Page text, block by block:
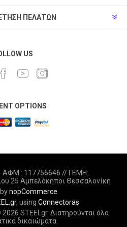
ΠΕΛΑΤΏΝ
US
OPTIONS
ΑΦΜ : 117756646 // ΓΕΜΗ:
25 Αμπελόκηποι Θεσσαλονίκη
nopCommerce
, using Connectoras
STEELgr. Διατηρούνται όλα
δικαιώματα.